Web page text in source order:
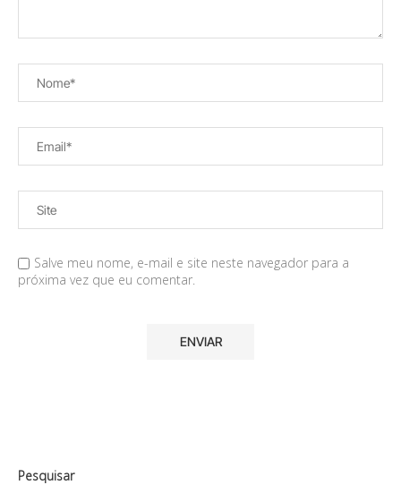
Salve meu nome, e-mail e site neste navegador para a
próxima vez que eu comentar.
Pesquisar